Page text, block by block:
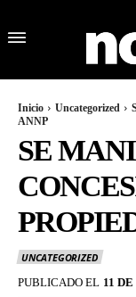
Inicio Uncategorized
ANNP
SE
UNCATEGORIZED
PUBLICADO EL 11